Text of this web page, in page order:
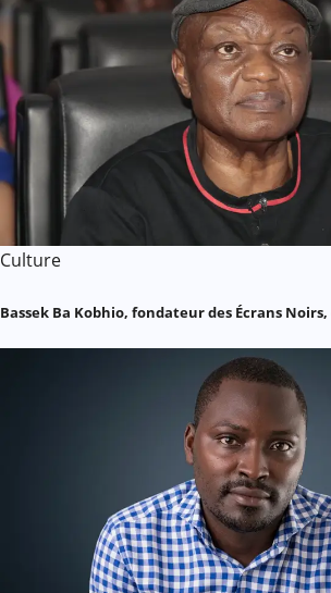
Culture
Bassek Ba Kobhio, fondateur des Écrans Noirs,